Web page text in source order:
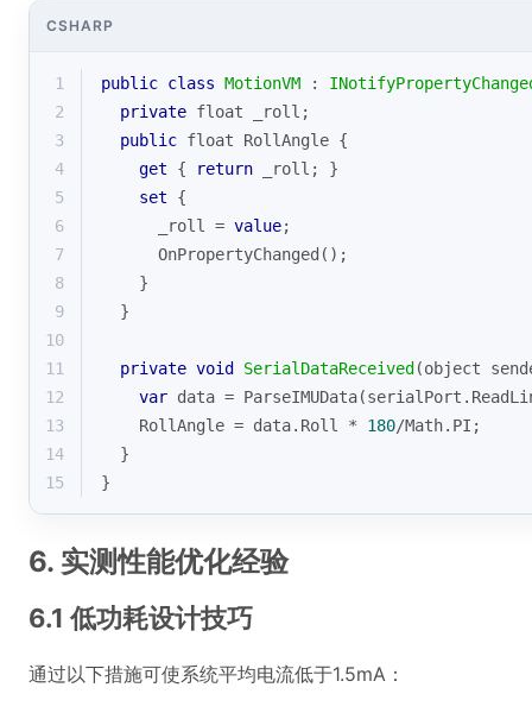
CSHARP
1 public class MotionVM :
2
private float _roll;
3
public float RollAngle {
4
get { return _roll; }
5
set {
6
      _roll =
value;
7
      OnPropertyChanged();
8
    }
9
  }
10
11
private void SerialDataReceived (object
12
var data =
13
    RollAngle = data.Roll *
180/Math.PI;
14
  }
15
}
6. 实测性能优化经验
6.1 低功耗设计技巧
通过以下措施可使系统平均电流低于1.5mA：